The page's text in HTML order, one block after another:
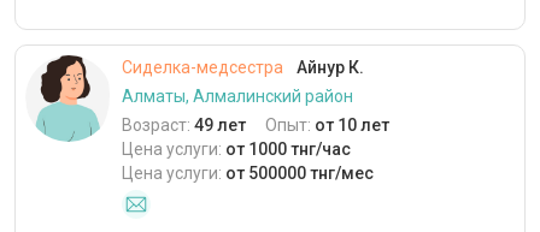
Сиделка-медсестра
Айнур К.
Алматы, Алмалинский район
Возраст: 49 лет Опыт: от 10 лет
Цена услуги: от 1000 тнг/час
Цена услуги: от 500000 тнг/мес